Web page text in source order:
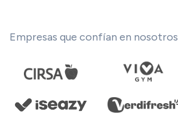
Empresas que confían en nosotros